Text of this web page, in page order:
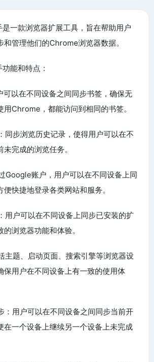
一款浏览器扩展工具，旨在帮助用户
和管理他们的Chrome浏览器数据。
能和特点：
可以在不同设备之间同步书签，确保无
用Chrome，都能访问到相同的书签。
同步浏览历史记录，使得用户可以在不
完成的浏览任务。
Google账户，用户可以在不同设备上同
快捷地登录各类网站和服务。
用户可以在不同设备上同步已安装的扩
浏览器功能和体验。
主题、启动页面、搜索引擎等浏览器设
保用户在不同设备上有一致的使用体
：用户可以在不同设备之间同步当前开
在一个设备上继续另一个设备上未完成